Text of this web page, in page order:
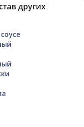
других